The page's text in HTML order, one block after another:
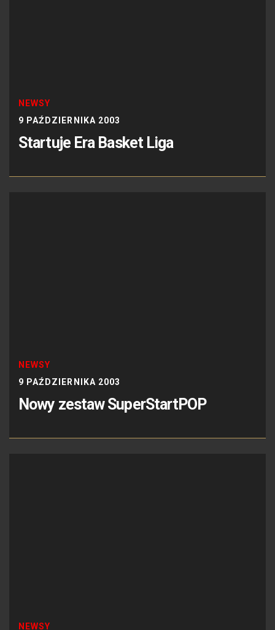
NEWSY
9 PAŹDZIERNIKA 2003
Startuje Era Basket Liga
NEWSY
9 PAŹDZIERNIKA 2003
Nowy zestaw SuperStartPOP
NEWSY